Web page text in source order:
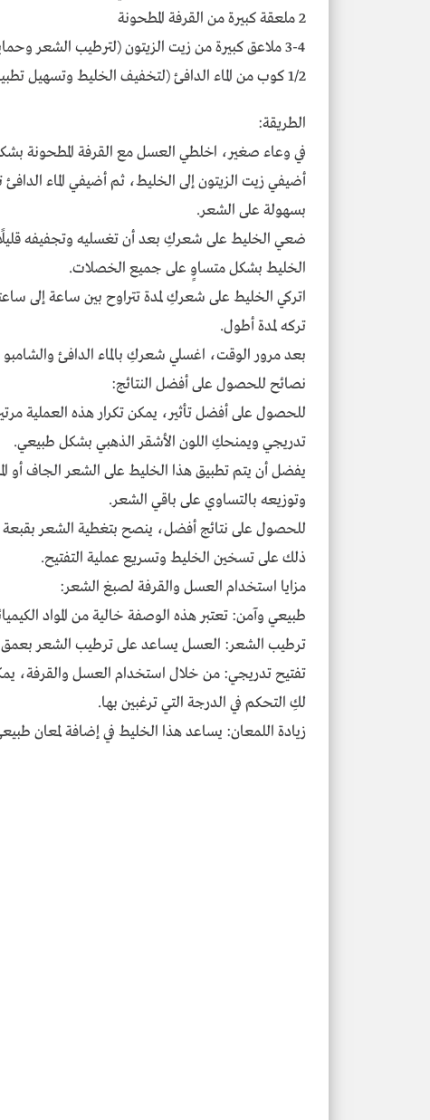
2 ملعقة كبيرة من القرفة المطحونة
3-4 ملاعق كبيرة من زيت الزيتون (لترطيب الشعر وحمايته)
1/2 كوب من الماء الدافئ (لتخفيف الخليط وتسهيل تطبيقه على الشعر)
الطريقة:
في وعاء صغير، اخلطي العسل مع القرفة المطحونة
أضيفي زيت الزيتون إلى الخليط، ثم أضيفي الماء
بسهولة على الشعر.
ضعي الخليط على شعركِ بعد أن تغسليه وتجفيفه
الخليط بشكل متساوٍ على جميع الخصلات.
اتركي الخليط على شعركِ لمدة تتراوح بين ساعة إلى
تركه لمدة أطول.
بعد مرور الوقت، اغسلي شعركِ بالماء الدافئ
نصائح للحصول على أفضل النتائج:
للحصول على أفضل تأثير، يمكن تكرار هذه العملية
تدريجي ويمنحكِ اللون الأشقر الذهبي بشكل طبيعي.
يفضل أن يتم تطبيق هذا الخليط على الشعر الجاف أو
وتوزيعه بالتساوي على باقي الشعر.
للحصول على نتائج أفضل، ينصح بتغطية الشعر بقبعة
ذلك على تسخين الخليط وتسريع عملية التفتيح.
مزايا استخدام العسل والقرفة لصبغ الشعر:
طبيعي وآمن: تعتبر هذه الوصفة خالية من المواد
ترطيب الشعر: العسل يساعد على ترطيب الشعر
تفتيح تدريجي: من خلال استخدام العسل والقرفة،
لكِ التحكم في الدرجة التي ترغبين بها.
زيادة اللمعان: يساعد هذا الخليط في إضافة لمعان